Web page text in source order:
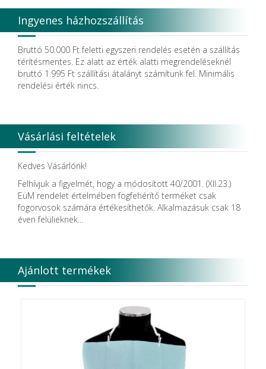
Ingyenes házhozszállítás
Bruttó 50.000 Ft feletti egyszeri rendelés esetén a szállítás
térítésmentes. Ez alatt az érték alatti megrendeléseknél
bruttó 1.995 Ft szállítási átalányt számítunk fel. Minimális
rendelési érték nincs.
Vásárlási feltételek
Kedves Vásárlónk!
Felhívjuk a figyelmét, hogy a módosított 40/2001. (XII.23.)
EüM rendelet értelmében fogfehérítő terméket csak
fogorvosok számára értékesíthetők. Alkalmazásuk csak 18
éven felülieknek...
Ajánlott termékek